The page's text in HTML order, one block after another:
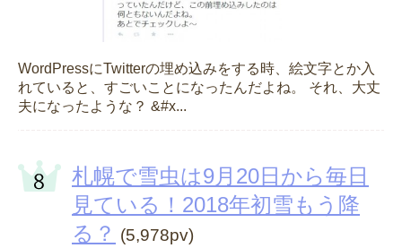
WordPressにTwitterの埋め込みをする時、絵文字とか入
れていると、すごいことになったんだよね。 それ、大丈
夫になったような？ &#x...
札幌で雪虫は9月20日から毎日
見ている！2018年初雪もう降
る？ (5,978pv)